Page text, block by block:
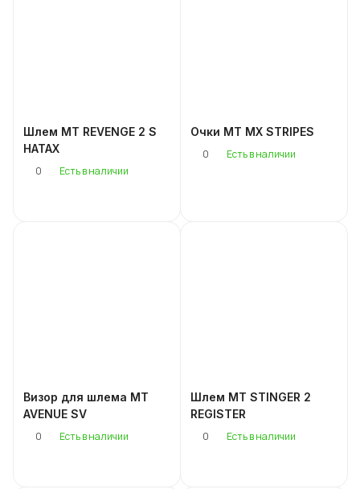
Шлем MT REVENGE 2 S
HATAX
0
Есть в наличии
Очки MT MX STRIPES
0
Есть в наличии
Визор для шлема MT
AVENUE SV
0
Есть в наличии
Шлем MT STINGER 2
REGISTER
0
Есть в наличии